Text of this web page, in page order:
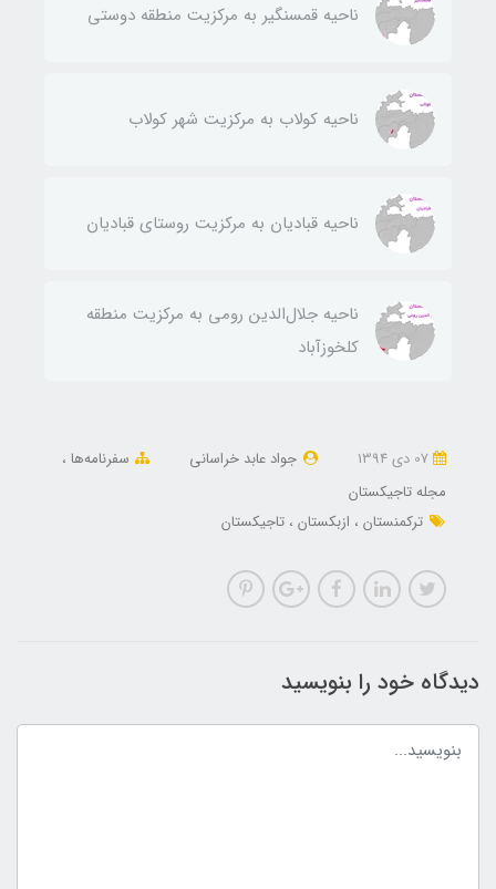
ناحيه قمسنگير به مركزيت منطقه دوستی
ناحيه كولاب به مركزيت شهر كولاب
ناحيه قباديان به مركزيت روستای قباديان
ناحيه جلال‌الدين رومی به مركزيت منطقه
كلخوزآباد
جواد عابد خراسانی
سفرنامه‌ها
مجله تاجیکستان
ترکمنستان
ازبکستان تاجیکستان
دیدگاه خود را بنویسید